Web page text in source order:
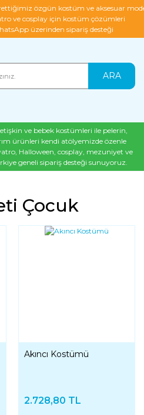
özgün kostüm ve aksesuar
ve cosplay için kostüm çözümleri
üzerinden sipariş desteği
ARA
ve bebek kostümleri ile pelerin,
ürünleri kendi atölyemizde özenle
Halloween, cosplay, mezuniyet ve
geneli sipariş desteği sunuyoruz.
Çocuk
Akıncı Kostümü
2.728,80 TL